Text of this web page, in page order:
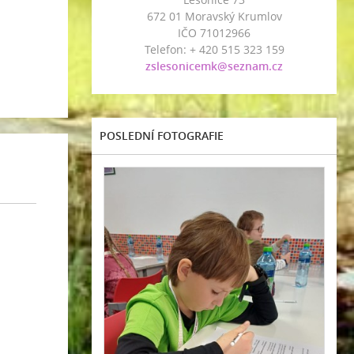
672 01 Moravský Krumlov
IČO 71012966
Telefon: + 420 515 323 159
zslesonicemk@seznam.cz
POSLEDNÍ FOTOGRAFIE